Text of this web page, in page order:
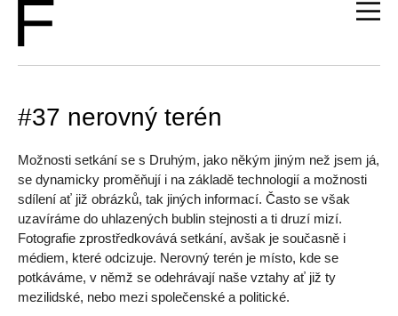
#37 nerovný terén
Možnosti setkání se s Druhým, jako někým jiným než jsem já,
se dynamicky proměňují i na základě technologií a možnosti
sdílení ať již obrázků, tak jiných informací. Často se však
uzavíráme do uhlazených bublin stejnosti a ti druzí mizí.
Fotografie zprostředkovává setkání, avšak je současně i
médiem, které odcizuje. Nerovný terén je místo, kde se
potkáváme, v němž se odehrávají naše vztahy ať již ty
mezilidské, nebo mezi společenské a politické.